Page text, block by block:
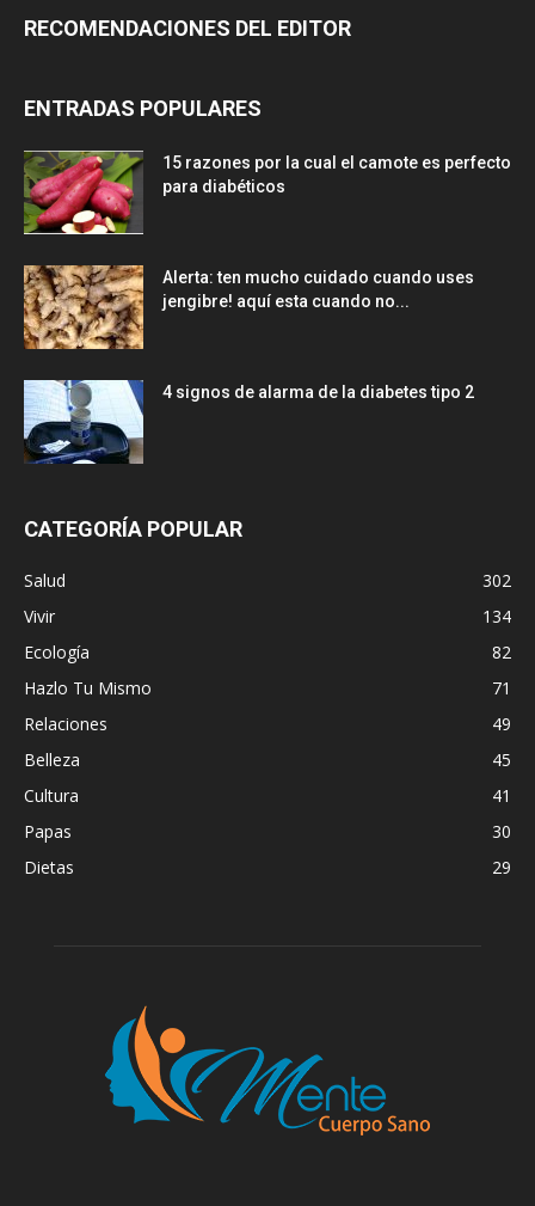
RECOMENDACIONES DEL EDITOR
ENTRADAS POPULARES
15 razones por la cual el camote es perfecto
para diabéticos
Alerta: ten mucho cuidado cuando uses
jengibre! aquí esta cuando no...
4 signos de alarma de la diabetes tipo 2
CATEGORÍA POPULAR
Salud
302
Vivir
134
Ecología
82
Hazlo Tu Mismo
71
Relaciones
49
Belleza
45
Cultura
41
Papas
30
Dietas
29